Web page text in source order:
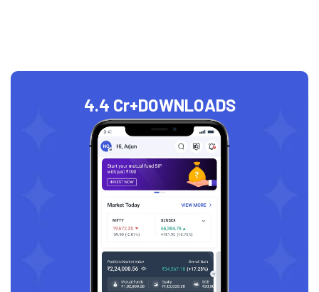
4.4 Cr+DOWNLOADS